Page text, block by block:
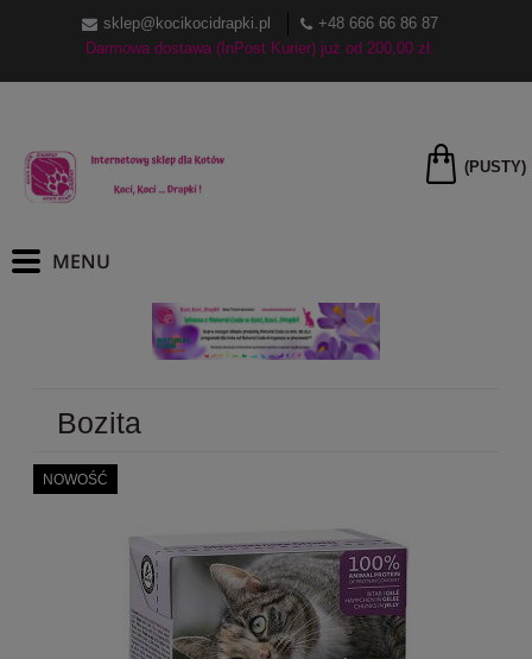
sklep@kocikocidrapki.pl
+48 666 66 86 87
Darmowa dostawa (InPost Kurier) już od 200,00 zł.
(PUSTY)
Bozita
NOWOŚĆ